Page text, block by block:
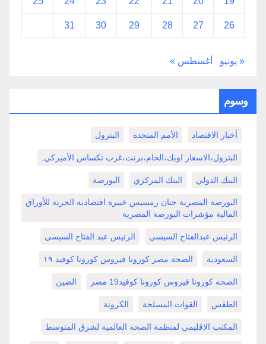
26
27
28
29
30
31
« يونيو أغسطس »
وسوم
أخبار الاقتصاد الأمم المتحدة البترول
البترول،الاسعار اوبك،الخام،برنت،غرب تكساس الأميركي.
البنك الدولي البنك المركزي البورصة
البورصة المصرية حنان رمسيس خبيرة اقتصادية الحرية للأوراق
المالية مؤشرات البورصة المصرية
الرئيس عبدالفتاح السيسي الرئيس عبد الفتاح السيسي
السعودية الصحة مصر كورونا فيروس كورونا كوفيد ١٩
الصحه كورونا فيروس كورونا كوفيد19 مصر الصين
الطقس القوات المسلحة الكرونة
المكتب الاقليمي لمنظمة الصحة العالمية لشرق المتوسط